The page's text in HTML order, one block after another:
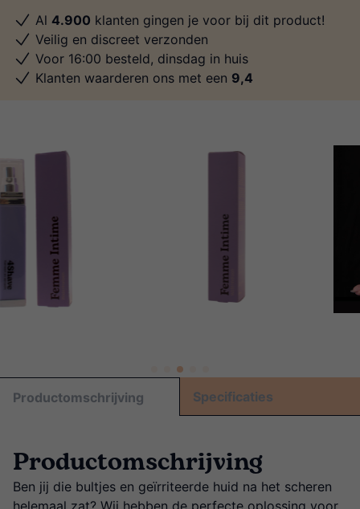
Al 4.900 klanten gingen je voor bij dit product!
Veilig en discreet verzonden
Voor 16:00 besteld, dinsdag in huis
Klanten waarderen ons met een 9,4
Productomschrijving Specificaties
Productomschrijving
Ben jij die bultjes en geïrriteerde huid na het scheren